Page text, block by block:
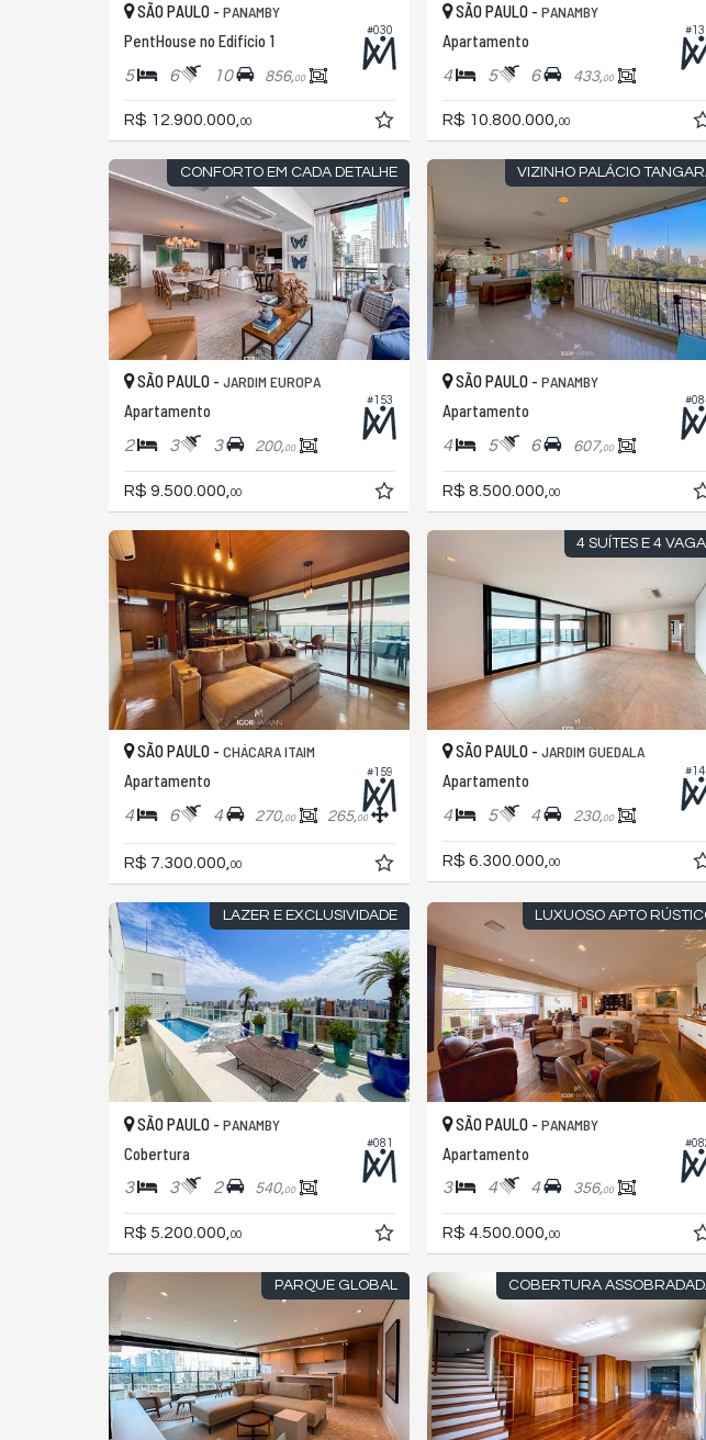
#030
SÃO PAULO - PANAMBY
PentHouse no Edifício 1
5 6 10 856,00
R$ 12.900.000,00
SÃO PAULO - PANAMBY
Apartamento
4 5 6 433,00
R$ 10.800.000,00
CONFORTO EM CADA DETALHE
#153
SÃO PAULO - JARDIM EUROPA
Apartamento
2 3 3 200,00
R$ 9.500.000, 00
VIZINHO PALÁCIO
SÃO PAULO - PANAMBY
Apartamento
4 5 6 607,00
R$ 8.500.000, 00
#159
SÃO PAULO - CHÁCARA ITAIM
Apartamento
4 6 4 270,00 265,00
R$ 7.300.000, 00
4 SUÍTES E 4
SÃO PAULO - JARDIM GUEDALA
Apartamento
4 5 4 230,00
R$ 6.300.000, 00
LAZER E EXCLUSIVIDADE
#081
SÃO PAULO - PANAMBY
Cobertura
3 3 2 540,00
R$ 5.200.000, 00
LUXUOSO APTO
SÃO PAULO - PANAMBY
Apartamento
3 4 4 356,00
R$ 4.500.000, 00
PARQUE GLOBAL COBERTURA